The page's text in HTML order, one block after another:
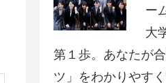
ー
大
第１歩。あなたが
ツ」をわかりやすく